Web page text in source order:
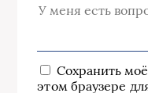
Сохранить
этом браузере